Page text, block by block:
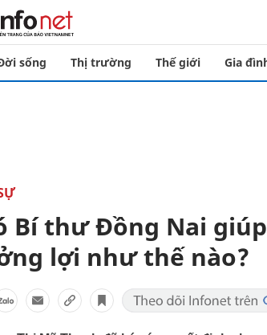
sống Thị trường Thế giới Gia
Bí thư Đồng Nai
lợi như thế nào?